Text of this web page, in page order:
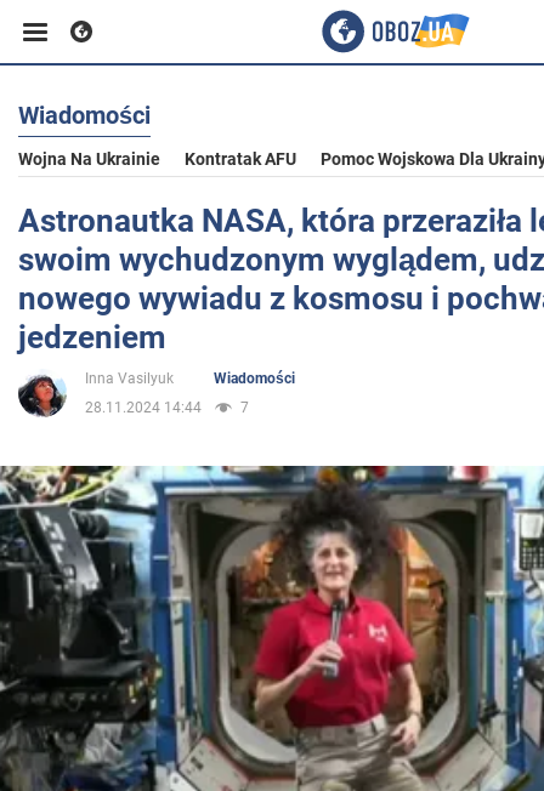
Biznes
Sport
Społeczeństwo
Wojna na Ukrainie
Świat
Jedzenie
Wiadomości
Wojna Na Ukrainie Kontratak AFU Pomoc Wojskowa Dla
Astronautka NASA, która przeraziła
swoim wychudzonym wyglądem,
nowego wywiadu z kosmosu i
jedzeniem
Inna Vasilyuk
Wiadomości
28.11.2024 14:44
7